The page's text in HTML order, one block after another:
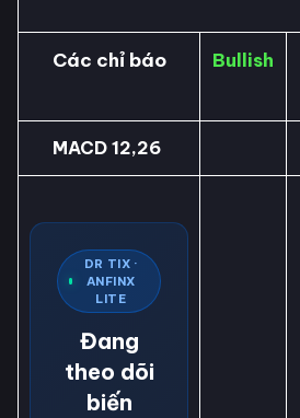
Các chỉ báo Bullish
MACD 12,26
DR TIX ·
ANFINX
LITE
Đang
theo dõi
biến